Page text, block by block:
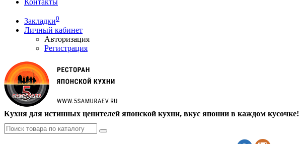
Контакты
Закладки0
Личный кабинет
Авторизация
Регистрация
Кухня для истинных ценителей японской кухни, вкус японии в каждом кусочке!